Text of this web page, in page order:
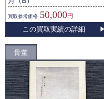
買取参考価格 50,000円
この買取実績の詳細
骨董